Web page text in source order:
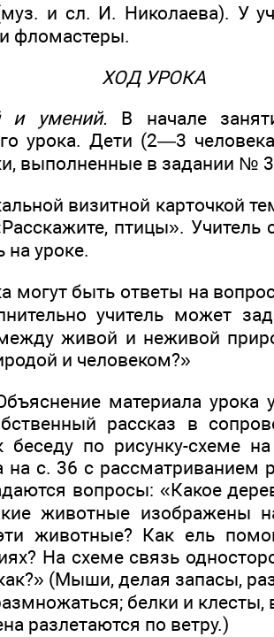
и сл. И. Николаева). У
фломастеры.
ХОД УРОКА
и умений. В начале
урока. Дети (2—3
выполненные в задании № 3
визитной карточкой
птицы». Учитель
на уроке.
могут быть ответы на
учитель может
живой и неживой
и человеком?»
материала урока
рассказ в
беседу по рисунку-схеме
на с. 36 с
вопросы: «Какое
животные изображены
животные? Как ель
На схеме связь
(Мыши, делая запасы,
белки и
разлетаются по ветру.)